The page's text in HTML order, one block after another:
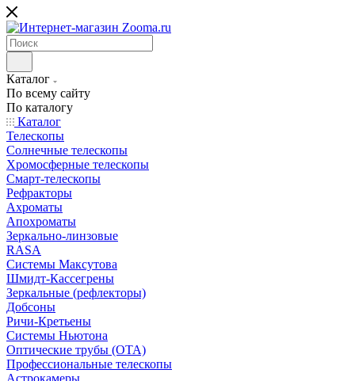
Каталог
По всему сайту
По каталогу
Каталог
Телескопы
Солнечные телескопы
Хромосферные телескопы
Смарт-телескопы
Рефракторы
Ахроматы
Апохроматы
Зеркально-линзовые
RASA
Системы Максутова
Шмидт-Кассегрены
Зеркальные (рефлекторы)
Добсоны
Ричи-Кретьены
Системы Ньютона
Оптические трубы (OTA)
Профессиональные телескопы
Астрокамеры